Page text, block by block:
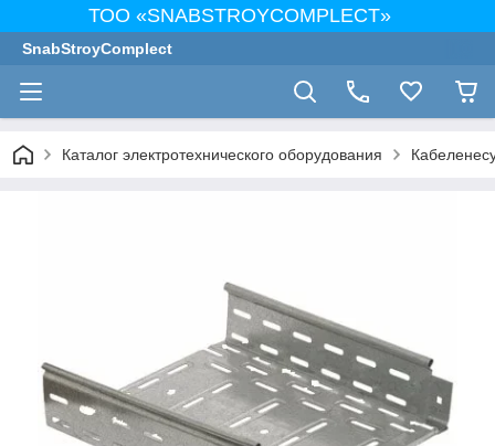
ТОО «SNABSTROYCOMPLECT»
SnabStroyComplect
Каталог электротехнического оборудования